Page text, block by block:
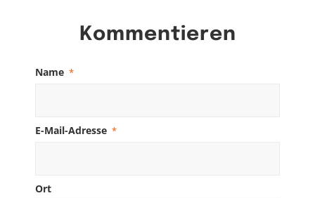
Kommentieren
Name *
E-Mail-Adresse *
Ort